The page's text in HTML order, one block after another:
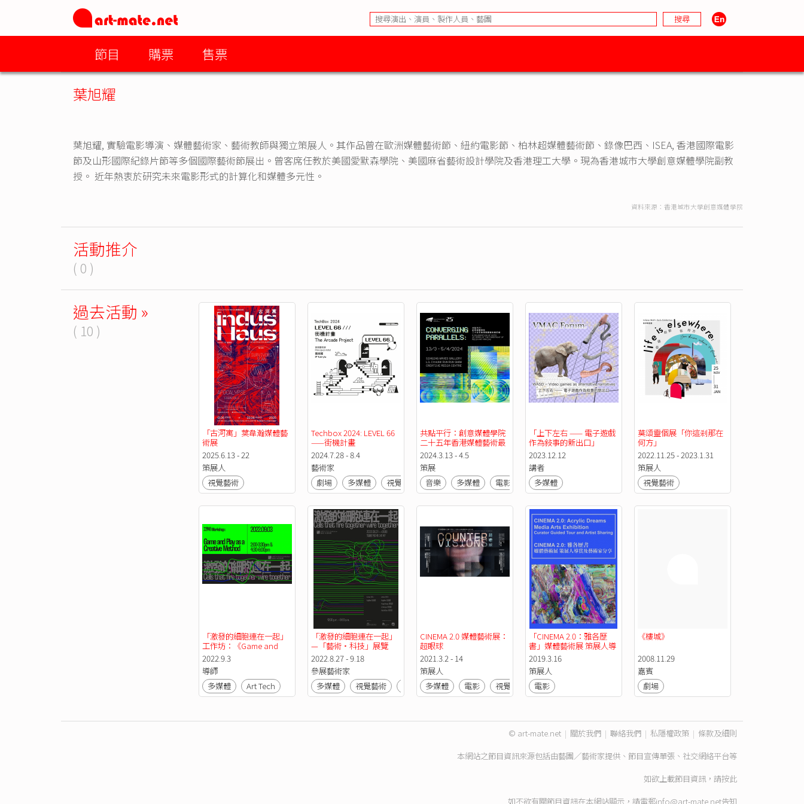
節目 購票 售票
葉旭耀
葉旭耀, 實驗電影導演、媒體藝術家、藝術教師與獨立策展人。其作品曾在歐洲媒體藝術節、紐約電影節、柏林超媒體藝術節、錄像巴西、ISEA, 香港國際電影
節及山形國際紀錄片節等多個國際藝術節展出。曾客席任教於美國愛默森學院、美國麻省藝術設計學院及香港理工大學。現為香港城市大學創意媒體學院副教
授。 近年熱衷於研究未來電影形式的計算化和媒體多元性。
資料來源：香港城市大學創意媒體學院
活動推介
( 0 )
過去活動 »
( 10 )
「古河寓」葉韋瀚媒體藝
術展
2025.6.13 - 22
策展人
視覺藝術
Techbox 2024: LEVEL 66
——街機計畫
2024.7.28 - 8.4
藝術家
劇場
多媒體 視覺藝術 Art Tech
共點平行：創意媒體學院
二十五年香港媒體藝術最
前線
2024.3.13 - 4.5
策展
音樂
多媒體 電影 視覺藝術
「上下左右 —— 電子遊戲
作為敍事的新出口」
VMAC論壇
2023.12.12
講者
多媒體
莫頌靈個展「你這剎那在
何方」
2022.11.25 - 2023.1.31
策展人
視覺藝術
「激發的細胞連在一起」
工作坊：《Game and
Play as a Creative
Method》
2022.9.3
導師
多媒體
Art Tech
「激發的細胞連在一起」
—「藝術•科技」展覽
2022.8.27 - 9.18
參展藝術家
多媒體
視覺藝術 Art Tech
CINEMA 2.0 媒體藝術展：
超眼球
2021.3.2 - 14
策展人
多媒體
電影 視覺藝術
「CINEMA 2.0：雅各歷
書」媒體藝術展 策展人導
賞及藝術家分享
2019.3.16
策展人
電影
《樓城》
2008.11.29
嘉賓
劇場
© art-mate.net | 關於我們 | 聯絡我們 | 私隱權政策 | 條款及細則
本網站之節目資訊來源包括由藝團／藝術家提供、節目宣傳單張、社交網絡平台等
如欲上載節目資訊，請按此
如不欲有關節目資訊在本網站顯示，請電郵info@art-mate.net告知